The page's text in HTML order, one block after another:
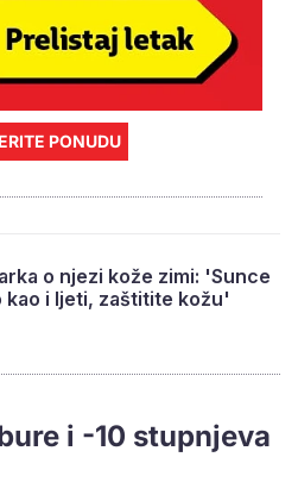
PONUDU
o njezi kože zimi: 'Sunce
kao i ljeti, zaštitite kožu'
i -10 stupnjeva